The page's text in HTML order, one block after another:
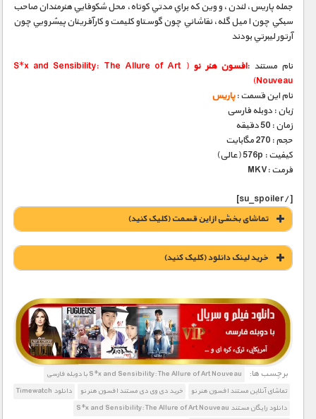
جمله پاريس، لندن، و وين که براي مدتي کوتاه، محل شکوفايي هنرمندان صاحب‌
سبکي چون اميل گله، نقاشاني چون گوستاو کليمت و کارآفرينان پيشرويي چون
آرتور ليبرتي بودند
نام مستند :افسون هنر نو
( S*x and Sensibility: The Allure of Art
Nouveau)
نام این قسمت :پاریس
زبان : دوبله فارسی
زمان : 50 دقیقه
حجم : 270 مگابایت
کیفیت : 576p (عالی)
فرمت :MKV
[/su_spoiler]
تماشای بخشی از این قسمت (کلیک کنید)
خريد لينک دانلود (کليک کنيد)
1900 تومان – خريد لينک دانلود (افزودن به سبد خريد)
برچسب ها:
S*x and Sensibility: The Allure of Art Nouveau با دوبله فارسی
تماشای آنلاین مستند افسون هنر نو
خرید دی وی دی مستند افسون هنر نو
دانلود Timewatch
دانلود رایگان مستند S*x and Sensibility: The Allure of Art Nouveau